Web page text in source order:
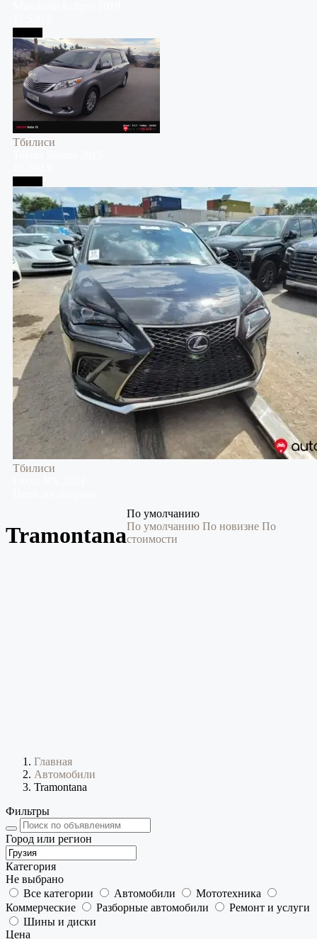
Тбилиси
Тбилиси
Tramontana
По умолчанию
По умолчанию По новизне По
стоимости
Главная
Автомобили
Tramontana
Фильтры
Город или регион
Категория
Не выбрано
Все категории
Автомобили
Мототехника
Коммерческие
Разборные автомобили
Ремонт и услуги
Шины и диски
Цена